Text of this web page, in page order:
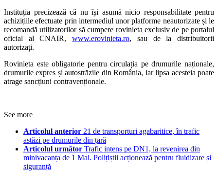
Instituția precizează că nu își asumă nicio responsabilitate pentru
achizițiile efectuate prin intermediul unor platforme neautorizate și le
recomandă utilizatorilor să cumpere rovinieta exclusiv de pe portalul
oficial al CNAIR,www.erovinieta.ro, sau de la distribuitorii
autorizați.
Rovinieta este obligatorie pentru circulația pe drumurile naționale,
drumurile expres și autostrăzile din România, iar lipsa acesteia poate
atrage sancțiuni contravenționale.
See more
Articolul anterior 21 de transporturi agabaritice, în trafic
astăzi pe drumurile din țară
Articolul următor Trafic intens pe DN1, la revenirea din
minivacanța de 1 Mai. Polițiștii acționează pentru fluidizare și
siguranță